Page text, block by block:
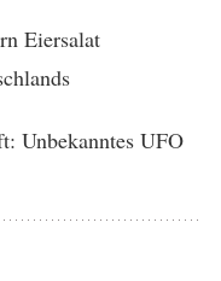
Eiersalat
Unbekanntes UFO